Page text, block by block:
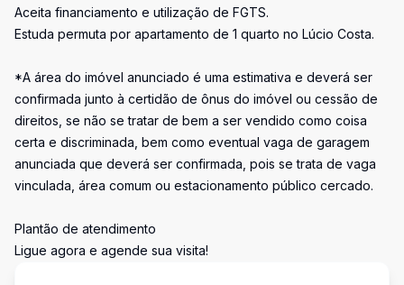
Aceita financiamento e utilização de FGTS.
Estuda permuta por apartamento de 1 quarto no Lúcio Costa.
*A área do imóvel anunciado é uma estimativa e deverá ser
confirmada junto à certidão de ônus do imóvel ou cessão de
direitos, se não se tratar de bem a ser vendido como coisa
certa e discriminada, bem como eventual vaga de garagem
anunciada que deverá ser confirmada, pois se trata de vaga
vinculada, área comum ou estacionamento público cercado.
Plantão de atendimento
Ligue agora e agende sua visita!